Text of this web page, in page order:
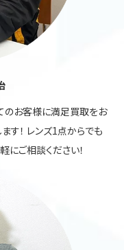
のお客様に満足買取をお
す！ レンズ1点からでも
にご相談ください！